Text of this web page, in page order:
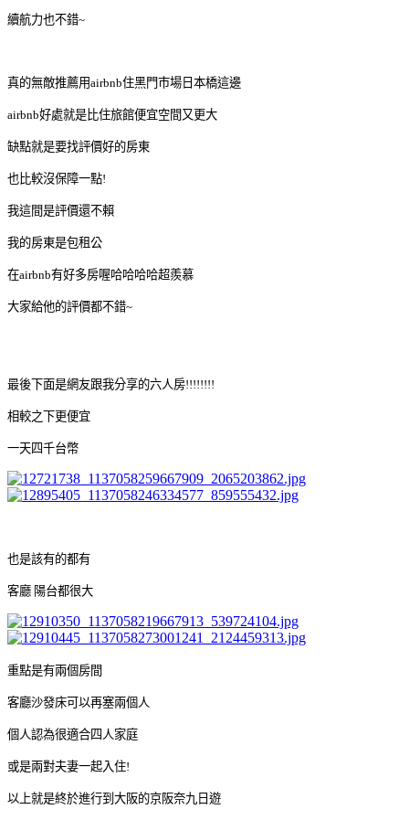
續航力也不錯~
真的無敵推薦用airbnb住黑門市場日本橋這邊
airbnb好處就是比住旅館便宜空間又更大
缺點就是要找評價好的房東
也比較沒保障一點!
我這間是評價還不賴
我的房東是包租公
在airbnb有好多房喔哈哈哈哈超羨慕
大家給他的評價都不錯~
最後下面是網友跟我分享的六人房!!!!!!!!
相較之下更便宜
一天四千台幣
也是該有的都有
客廳 陽台都很大
重點是有兩個房間
客廳沙發床可以再塞兩個人
個人認為很適合四人家庭
或是兩對夫妻一起入住!
以上就是終於進行到大阪的京阪奈九日遊